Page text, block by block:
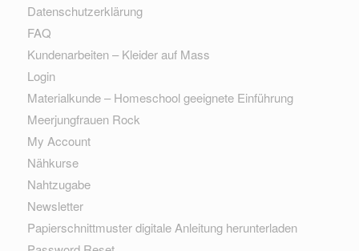
Datenschutzerklärung
FAQ
Kundenarbeiten – Kleider auf Mass
Login
Materialkunde – Homeschool geeignete Einführung
Meerjungfrauen Rock
My Account
Nähkurse
Nahtzugabe
Newsletter
Papierschnittmuster digitale Anleitung herunterladen